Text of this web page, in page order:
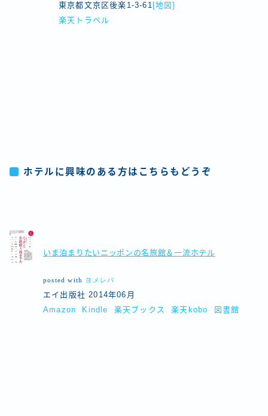
東京都文京区後楽1-3-61 [地図]
楽天トラベル
ホテルに興味のある方はこちらもどうぞ
いま泊まりたいニッポンの名旅館＆一流ホテル
posted with ヨメレバ
エイ出版社 2014年06月
Amazon
Kindle 楽天ブックス 楽天kobo 図書館